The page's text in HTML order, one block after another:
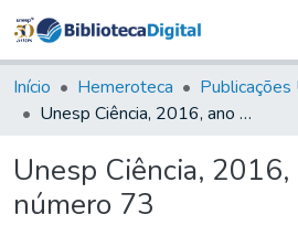
&
Coleções
Tudo na
Digital
Início Hemeroteca Publicações
Unesp Ciência, 2016, ano 7, número 73
Unesp Ciência, 2016,
número 73